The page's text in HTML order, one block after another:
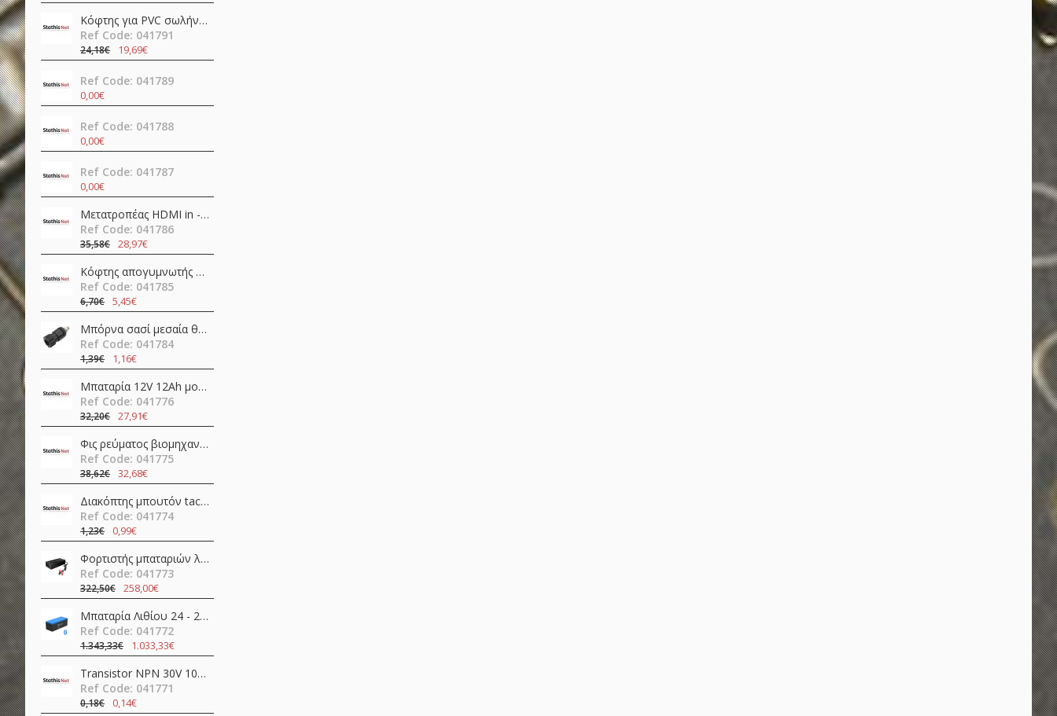
Κόφτης για PVC σωλήνες SR-366 Pro'sKit
Ref Code: 041791
24,18€ 19,69€
Ref Code: 041789
0,00€
Ref Code: 041788
0,00€
Ref Code: 041787
0,00€
Μετατροπέας HDMI in -> HDMI + SPDIF + 3.5mm out 4K@60Hz OZV8
Ref Code: 041786
35,58€ 28,97€
Κόφτης απογυμνωτής 0.5-4.0mm ψαλίδι ακριβείας CP-108 (6PK-223) Pro'sKit
Ref Code: 041785
6,70€ 5,45€
Μπόρνα σασί μεσαία θηλυκή απλή 42mm/Φ4/30Α βακελίτη μαύρη νίκελ JT-6132 JKG
Ref Code: 041784
1,39€ 1,16€
Μπαταρία 12V 12Ah μολύβδου FL12-12 Invictus
Ref Code: 041776
32,20€ 27,91€
Φις ρεύματος βιομηχανικό αρσενικό 4pins 16A 400V IP67 C01620H00321012 Amphenol
Ref Code: 041775
38,62€ 32,68€
Διακόπτης μπουτόν tact σταθερός DPDT ON-ON 0.1A 30V PCB Mount BS-800-L Canal Electronic
Ref Code: 041774
1,23€ 0,99€
Φορτιστής μπαταριών λιθίου 24V 20A AP-PF600-24L Epever
Ref Code: 041773
322,50€ 258,00€
Μπαταρία Λιθίου 24 - 25,6V 205Ah 5.26kWh EP-LFP24200B Epever
Ref Code: 041772
1.343,33€ 1.033,33€
Transistor NPN 30V 100mA HFE=400 TO-92 BC549CBK Diotec Semiconductor
Ref Code: 041771
0,18€ 0,14€